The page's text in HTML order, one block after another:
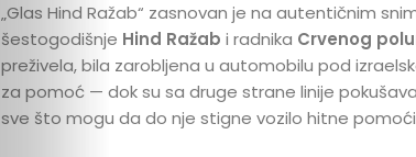
„Glas Hind Ražab“ zasnovan je na autentičnim
šestogodišnje Hind Ražab i radnika Crvenog
preživela, bila zarobljena u automobilu pod
za pomoć — dok su sa druge strane linije
sve što mogu da do nje stigne vozilo hitne